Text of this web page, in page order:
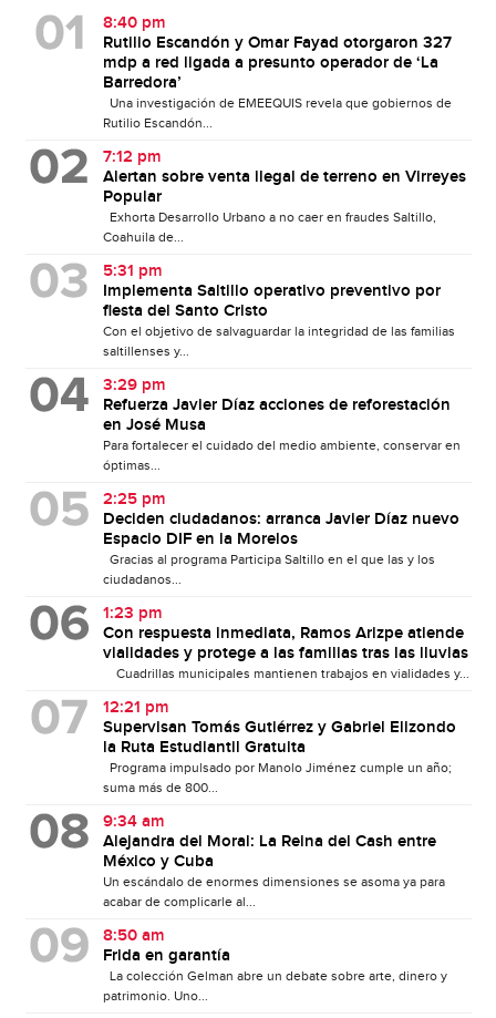
8:40 pm
Rutilio Escandón y Omar Fayad otorgaron 327
mdp a red ligada a presunto operador de ‘La
Barredora’
Una investigación de EMEEQUIS revela que gobiernos de
Rutilio Escandón...
7:12 pm
Alertan sobre venta ilegal de terreno en Virreyes
Popular
Exhorta Desarrollo Urbano a no caer en fraudes Saltillo,
Coahuila de...
5:31 pm
Implementa Saltillo operativo preventivo por
fiesta del Santo Cristo
Con el objetivo de salvaguardar la integridad de las familias
saltillenses y...
3:29 pm
Refuerza Javier Díaz acciones de reforestación
en José Musa
Para fortalecer el cuidado del medio ambiente, conservar en
óptimas...
2:25 pm
Deciden ciudadanos: arranca Javier Díaz nuevo
Espacio DIF en la Morelos
Gracias al programa Participa Saltillo en el que las y los
ciudadanos...
1:23 pm
Con respuesta inmediata, Ramos Arizpe atiende
vialidades y protege a las familias tras las lluvias
Cuadrillas municipales mantienen trabajos en vialidades y...
12:21 pm
Supervisan Tomás Gutiérrez y Gabriel Elizondo
la Ruta Estudiantil Gratuita
Programa impulsado por Manolo Jiménez cumple un año;
suma más de 800...
9:34 am
Alejandra del Moral: La Reina del Cash entre
México y Cuba
Un escándalo de enormes dimensiones se asoma ya para
acabar de complicarle al...
8:50 am
Frida en garantía
La colección Gelman abre un debate sobre arte, dinero y
patrimonio. Uno...